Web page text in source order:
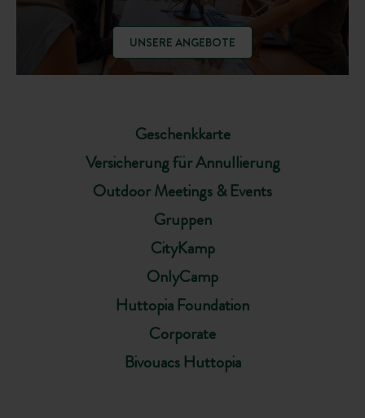
Geschenkkarte
Versicherung für Annullierung
Outdoor Meetings & Events
Gruppen
CityKamp
OnlyCamp
Huttopia Foundation
Corporate
Bivouacs Huttopia
UNSERE ANGEBOTE